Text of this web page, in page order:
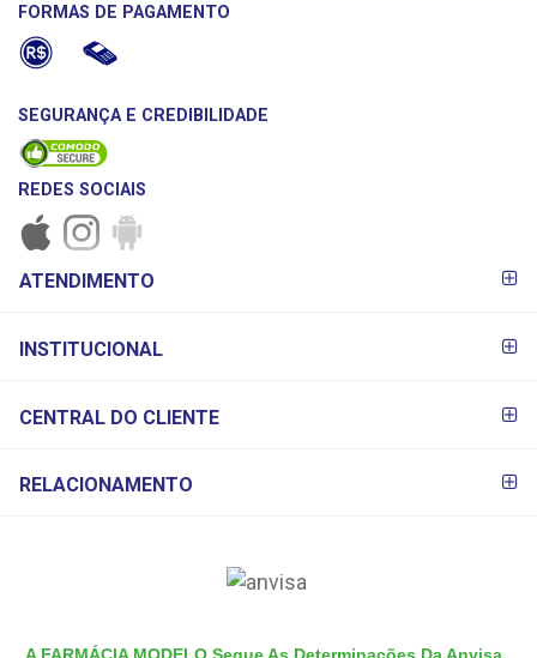
FORMAS DE PAGAMENTO
SEGURANÇA E CREDIBILIDADE
REDES SOCIAIS
PAGAMENTO
ATENDIMENTO
INSTITUCIONAL
CENTRAL DO CLIENTE
RELACIONAMENTO